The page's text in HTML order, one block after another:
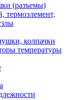
(разъемы)
термоэлемент,
колпачки
температуры